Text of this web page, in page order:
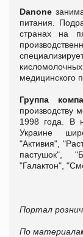
Danone
питания.
странах на
медицинского
Группа
производству
1998 года. В
Украине
"Активия",
пастушок",
"Галактон",
Портал
По